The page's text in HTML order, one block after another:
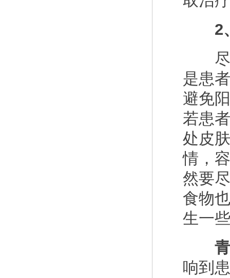
2、
尽管
是患
避免
若患
处皮
情，
然要
食物
生一
青
响到